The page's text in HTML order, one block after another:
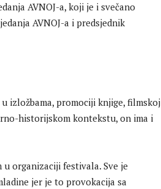
AVNOJ-a, koji je i svečano
AVNOJ-a i predsjednik
izložbama, promociji knjige, filmskoj
historijskom kontekstu, on ima i
organizaciji festivala. Sve je
jer je to provokacija sa